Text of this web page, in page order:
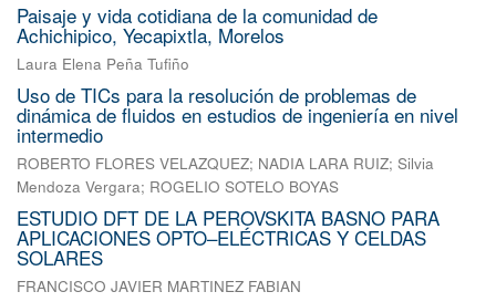
Paisaje y vida cotidiana de la comunidad de
Achichipico, Yecapixtla, Morelos
Laura Elena Peña Tufiño
Uso de TICs para la resolución de problemas de
dinámica de fluidos en estudios de ingeniería en nivel
intermedio
ROBERTO FLORES VELAZQUEZ; NADIA LARA RUIZ; Silvia
Mendoza Vergara; ROGELIO SOTELO BOYAS
ESTUDIO DFT DE LA PEROVSKITA BASNO PARA
APLICACIONES OPTO–ELÉCTRICAS Y CELDAS
SOLARES
FRANCISCO JAVIER MARTINEZ FABIAN